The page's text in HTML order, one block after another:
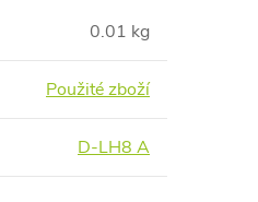
0.01 kg
Použité zboží
D-LH8 A